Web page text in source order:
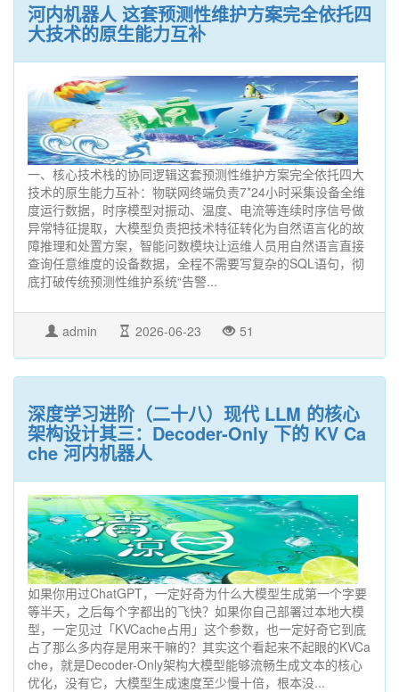
河内机器人 这套预测性维护方案完全依托四
大技术的原生能力互补
一、核心技术栈的协同逻辑这套预测性维护方案完全依托四大
技术的原生能力互补：物联网终端负责7*24小时采集设备全维
度运行数据，时序模型对振动、温度、电流等连续时序信号做
异常特征提取，大模型负责把技术特征转化为自然语言化的故
障推理和处置方案，智能问数模块让运维人员用自然语言直接
查询任意维度的设备数据，全程不需要写复杂的SQL语句，彻
底打破传统预测性维护系统“告警...
admin 2026-06-23 51
深度学习进阶（二十八）现代 LLM 的核心
架构设计其三：Decoder-Only 下的 KV Ca
che 河内机器人
如果你用过ChatGPT，一定好奇为什么大模型生成第一个字要
等半天，之后每个字都出的飞快？如果你自己部署过本地大模
型，一定见过「KVCache占用」这个参数，也一定好奇它到底
占了那么多内存是用来干嘛的？其实这个看起来不起眼的KVCa
che，就是Decoder-Only架构大模型能够流畅生成文本的核心
优化，没有它，大模型生成速度至少慢十倍，根本没...